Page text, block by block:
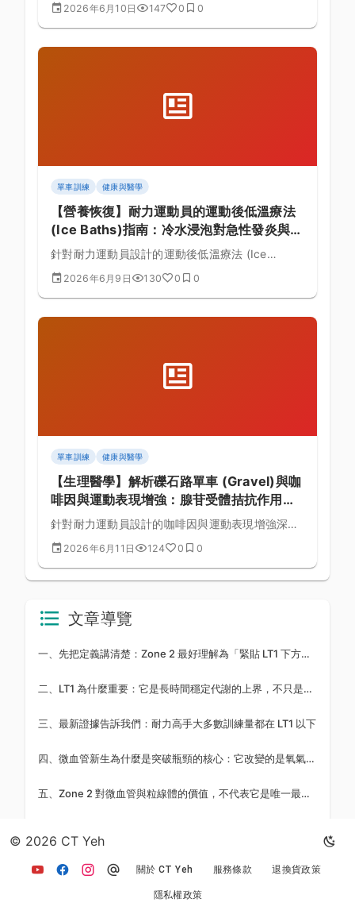
(MTB)中的生理角色，詳細拆解賽前 72 小時每公
單。
2026年6月10日 147 0 0
單車訓練 健康與醫學
【營養恢復】耐力運動員的運動後低溫療法
(Ice Baths)指南：冷水浸泡對急性發炎與長
期肥大適應的雙面效應與恢復排程：邁向破
針對耐力運動員設計的運動後低溫療法 (Ice
Baths)深度指南，探討其在山地單車 (MTB)中的生
理角色，詳細拆解冷水浸泡對急性發炎與長期肥大
2026年6月9日 130 0 0
單車訓練 健康與醫學
【生理醫學】解析礫石路單車 (Gravel)與咖
啡因與運動表現增強：腺苷受體拮抗作用對
主觀運動自覺強度 (RPE) 的影響的最新研究
針對耐力運動員設計的咖啡因與運動表現增強深度
指南，探討其在礫石路單車 (Gravel)中的生理角
色，詳細拆解腺苷受體拮抗作用對主觀運動自覺強
2026年6月11日 124 0 0
文章導覽
一、先把定義講清楚：Zone 2 最好理解為「緊貼 LT1 下方」而不是某個神秘心率數字
二、LT1 為什麼重要：它是長時間穩定代謝的上界，不只是「輕鬆騎」
三、最新證據告訴我們：耐力高手大多數訓練量都在 LT1 以下
四、微血管新生為什麼是突破瓶頸的核心：它改變的是氧氣與代謝物的物流效率
五、Zone 2 對微血管與粒線體的價值，不代表它是唯一最優強度
七、真正的黃金法則：用 LT1 管低強度容量，用高強度管競賽輸出
© 2026 CT Yeh
關於 CT Yeh 服務條款 退換貨政策
隱私權政策